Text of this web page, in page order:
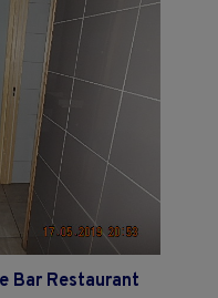
Bar Restaurant